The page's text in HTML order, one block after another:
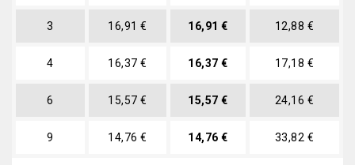
3 16,91 € 16,91 € 12,88 €
4 16,37 € 16,37 € 17,18 €
6 15,57 € 15,57 € 24,16 €
9 14,76 € 14,76 € 33,82 €